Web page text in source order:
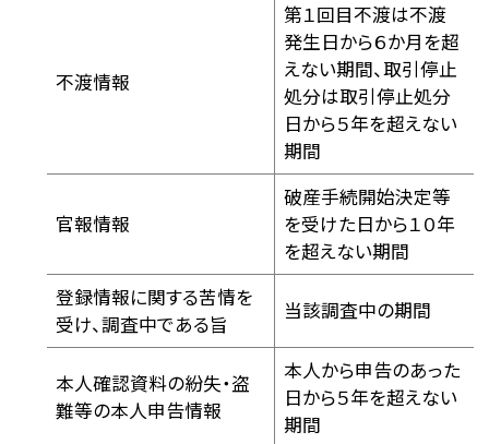
不渡情報
第１回目不渡は不渡
発生日から６か月を超
えない期間、取引停止
処分は取引停止処分
日から５年を超えない
期間
官報情報
破産手続開始決定等
を受けた日から１０年
を超えない期間
登録情報に関する苦情を
受け、調査中である旨
当該調査中の期間
本人確認資料の紛失・盗
難等の本人申告情報
本人から申告のあった
日から５年を超えない
期間